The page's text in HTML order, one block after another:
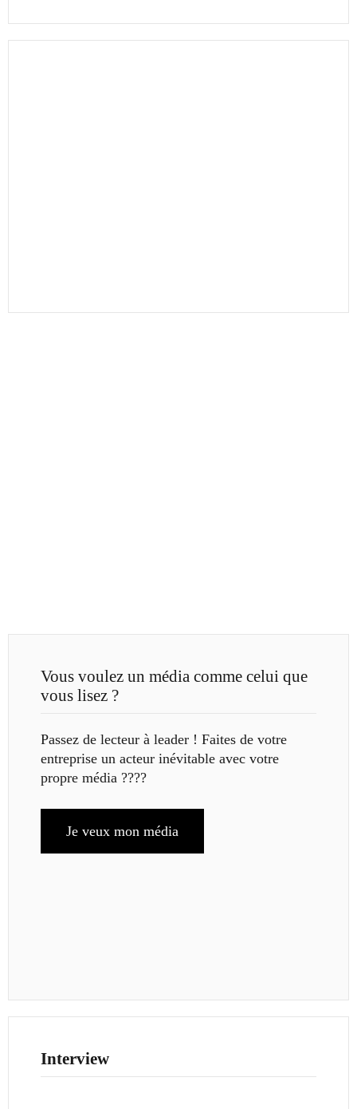
Vous voulez un média comme celui que
vous lisez ?
Passez de lecteur à leader ! Faites de votre
entreprise un acteur inévitable avec votre
propre média ????
Je veux mon média
Interview